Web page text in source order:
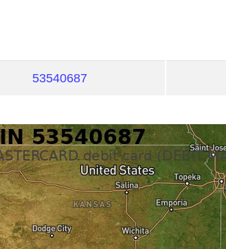
53540687